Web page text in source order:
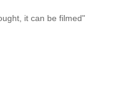
it can be filmed"